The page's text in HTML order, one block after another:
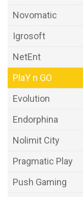
Novomatic
Igrosoft
NetEnt
PlaY n GO
Evolution
Endorphina
Nolimit City
Pragmatic Play
Push Gaming